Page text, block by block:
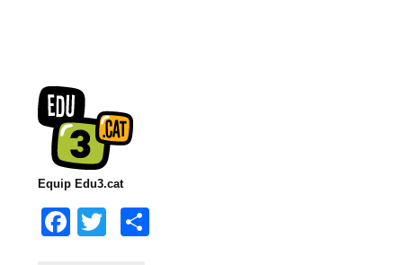
Equip Edu3.cat
Facebook
Twitter